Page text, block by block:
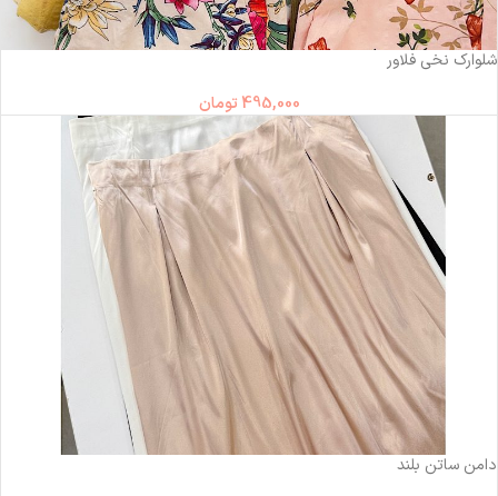
شلوارک نخی فلاور
495,000 تومان
دامن ساتن بلند